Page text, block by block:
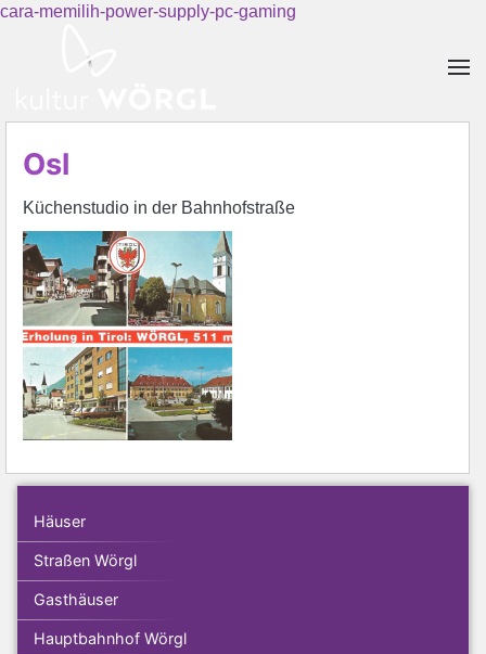
cara-memilih-power-supply-pc-gaming
Osl
Küchenstudio in der Bahnhofstraße
Häuser
Straßen Wörgl
Gasthäuser
Hauptbahnhof Wörgl